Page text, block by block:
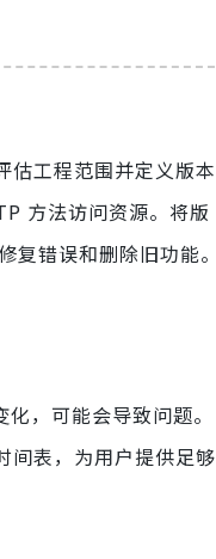
估工程范围并定义版本
方法访问资源。将版
错误和删除旧功能。
，可能会导致问题。
间表，为用户提供足够